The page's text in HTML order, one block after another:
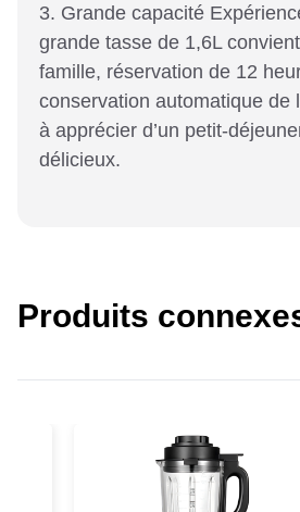
3. Grande capacité
grande tasse de 1,6L
famille, réservation de 12
conservation automatique de
à apprécier d’un petit-
délicieux.
Produits